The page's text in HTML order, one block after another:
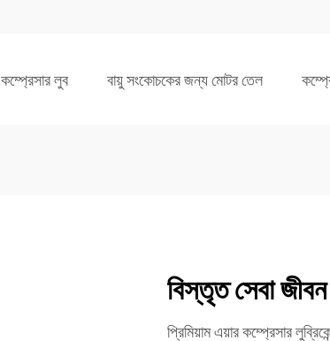
কম্প্রেসার লুব বায়ু সংকোচকের জন্য মোটর তেল
বিস্তৃত সেবা
প্রিমিয়াম এয়ার কম্প্রেসার